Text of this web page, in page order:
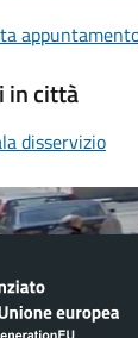
in città
disservizio